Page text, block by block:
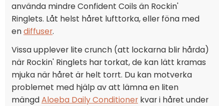
använda mindre Confident Coils än Rockin'
Ringlets. Låt helst håret lufttorka, eller föna med
endiffuser.
Vissa upplever lite crunch (att lockarna blir hårda)
när Rockin' Ringlets har torkat, de kan lätt kramas
mjuka när håret är helt torrt. Du kan motverka
problemet med hjälp av att lämna en liten
mängdAloeba Daily Conditioner kvar i håret under